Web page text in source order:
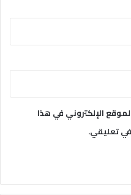
الإلكتروني في هذا
تعليقي.